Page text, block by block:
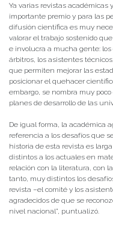
Ya varias revistas
importante premio y para las
difusión científica es muy
valorar el trabajo sostenido
e involucra a mucha gente: los
árbitros, los asistentes
que permiten mejorar las
posicionar el quehacer
embargo, se nombra muy
planes de desarrollo de las
De igual forma, la académica
referencia a los desafíos que
historia de esta revista es
distintos a los actuales en
relación con la literatura, con
tanto, muy distintos los
revista –el comité y los
agradecidos de que se
nivel nacional”, puntualizó.